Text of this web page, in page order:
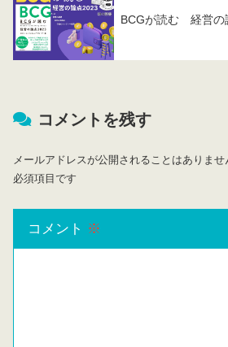
BCGが読む 経営の
コメントを残す
メールアドレスが公開されることはありませ
必須項目です
コメント ※